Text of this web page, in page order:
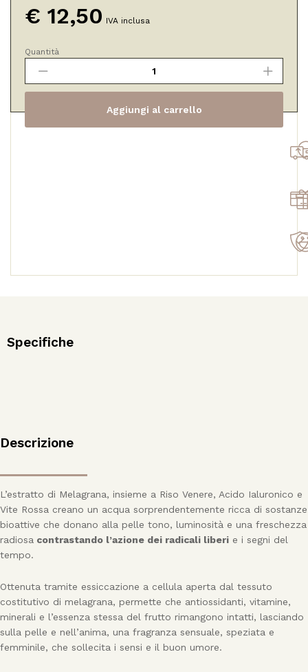
€ 12,50 IVA inclusa
Acqua
Attiva
Antiossidante
quantità
Quantità
Aggiungi al carrello
Specifiche
Descrizione
L’estratto di Melagrana, insieme a Riso Venere, Acido Ialuronico e
Vite Rossa creano un acqua sorprendentemente ricca di sostanze
bioattive che donano alla pelle tono, luminosità e una freschezza
radiosa contrastando l’azione dei radicali liberi e i segni del
tempo.
Ottenuta tramite essiccazione a cellula aperta dal tessuto
costitutivo di melagrana, permette che antiossidanti, vitamine,
minerali e l’essenza stessa del frutto rimangono intatti, lasciando
sulla pelle e nell’anima, una fragranza sensuale, speziata e
femminile, che sollecita i sensi e il buon umore.